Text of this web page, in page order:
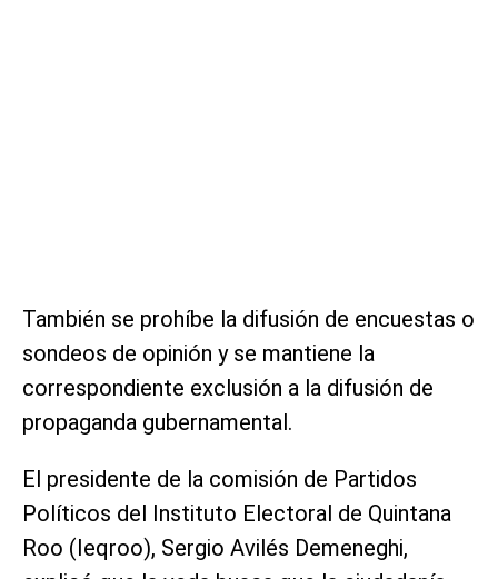
También se prohíbe la difusión de encuestas o
sondeos de opinión y se mantiene la
correspondiente exclusión a la difusión de
propaganda gubernamental.
El presidente de la comisión de Partidos
Políticos del Instituto Electoral de Quintana
Roo (Ieqroo), Sergio Avilés Demeneghi,